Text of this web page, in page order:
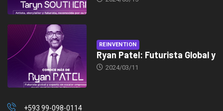
REINVENTION
Ryan Patel: Futurista Global y
2024/03/11
+593 99-098-0114